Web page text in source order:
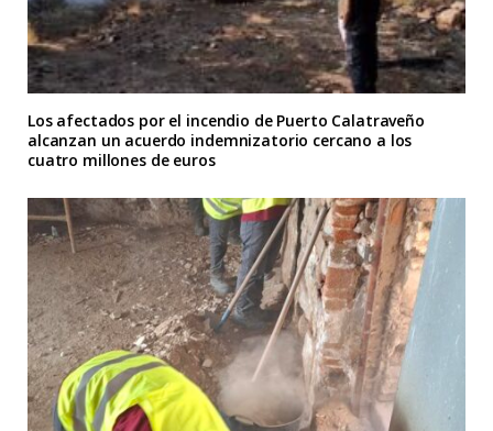
Los afectados por el incendio de Puerto Calatraveño
alcanzan un acuerdo indemnizatorio cercano a los
cuatro millones de euros